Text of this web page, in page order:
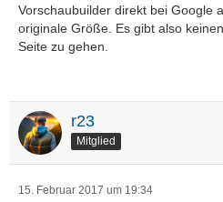
Vorschaubuilder direkt bei Google
originale Größe. Es gibt also
Seite zu gehen.
r23
Mitglied
15. Februar 2017 um 19:34